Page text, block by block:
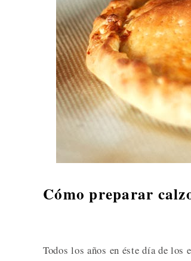
Cómo preparar
Todos los años en éste día de los